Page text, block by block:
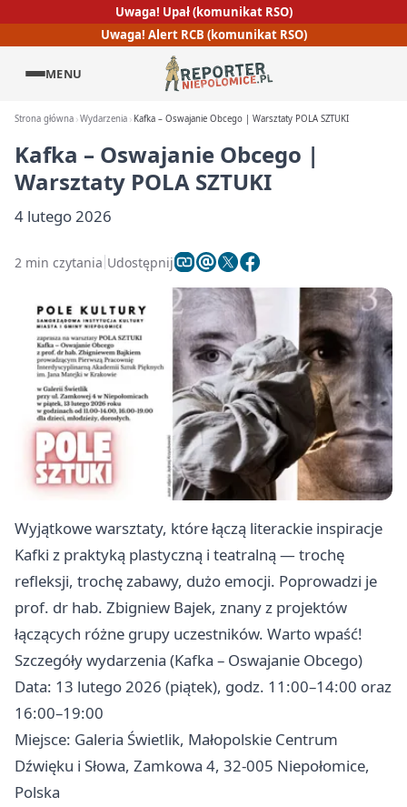
Uwaga! Upał (komunikat RSO)
Uwaga! Alert RCB (komunikat RSO)
MENU
Strona główna Wydarzenia Kafka – Oswajanie Obcego | Warsztaty POLA SZTUKI
Kafka – Oswajanie Obcego |
Warsztaty POLA SZTUKI
4 lutego 2026
2 min czytania Udostępnij
Wyjątkowe warsztaty, które łączą literackie inspiracje
Kafki z praktyką plastyczną i teatralną — trochę
refleksji, trochę zabawy, dużo emocji. Poprowadzi je
prof. dr hab. Zbigniew Bajek, znany z projektów
łączących różne grupy uczestników. Warto wpaść!
Szczegóły wydarzenia (Kafka – Oswajanie Obcego)
Data: 13 lutego 2026 (piątek), godz. 11:00–14:00 oraz
16:00–19:00
Miejsce: Galeria Świetlik, Małopolskie Centrum
Dźwięku i Słowa, Zamkowa 4, 32-005 Niepołomice,
Polska